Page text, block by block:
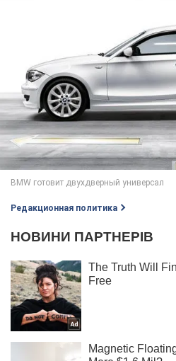
Редакционная политика